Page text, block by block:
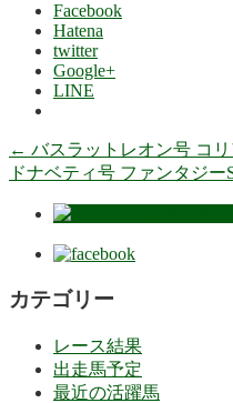
Facebook
Hatena
twitter
Google+
LINE
← バスラットレオン号 コ
ドナベティ号 ファンタジ
カテゴリー
レース結果
出走馬予定
最近の活躍馬